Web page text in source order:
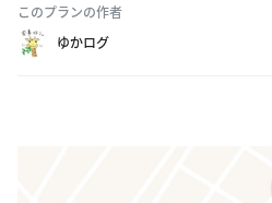
このプランの作者
ゆかログ